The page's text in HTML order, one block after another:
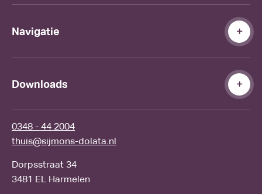
Navigatie
Downloads
0348 - 44 2004
thuis@sijmons-dolata.nl
Dorpsstraat 34
3481 EL Harmelen